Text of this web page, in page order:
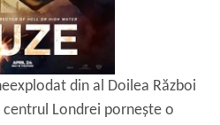
din al Doilea Război
Londrei pornește o